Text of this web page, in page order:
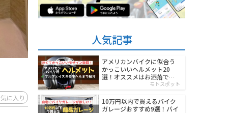
に入り
人気記事
アメリカンバイクに似合う
かっこいいヘルメット20
選！オススメはお洒落でワ
モトスポット
10万円以内で買えるバイク
ガレージおすすめ9選！バイ